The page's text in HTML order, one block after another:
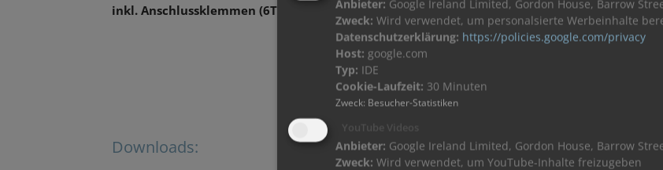
inkl. Anschlussklemmen (6TE)
Downloads:
Anbieter: Google Ireland Limited, Gordon House, Barrow
Zweck: Wird verwendet, um personalsierte Werbeinhalte
Datenschutzerklärung: https://policies.google.com/privacy
Host: google.com
Typ: IDE
Cookie-Laufzeit: 30 Minuten
Zweck: Besucher-Statistiken
YouTube Videos
Anbieter: Google Ireland Limited, Gordon House, Barrow
Zweck: Wird verwendet, um YouTube-Inhalte freizugeben